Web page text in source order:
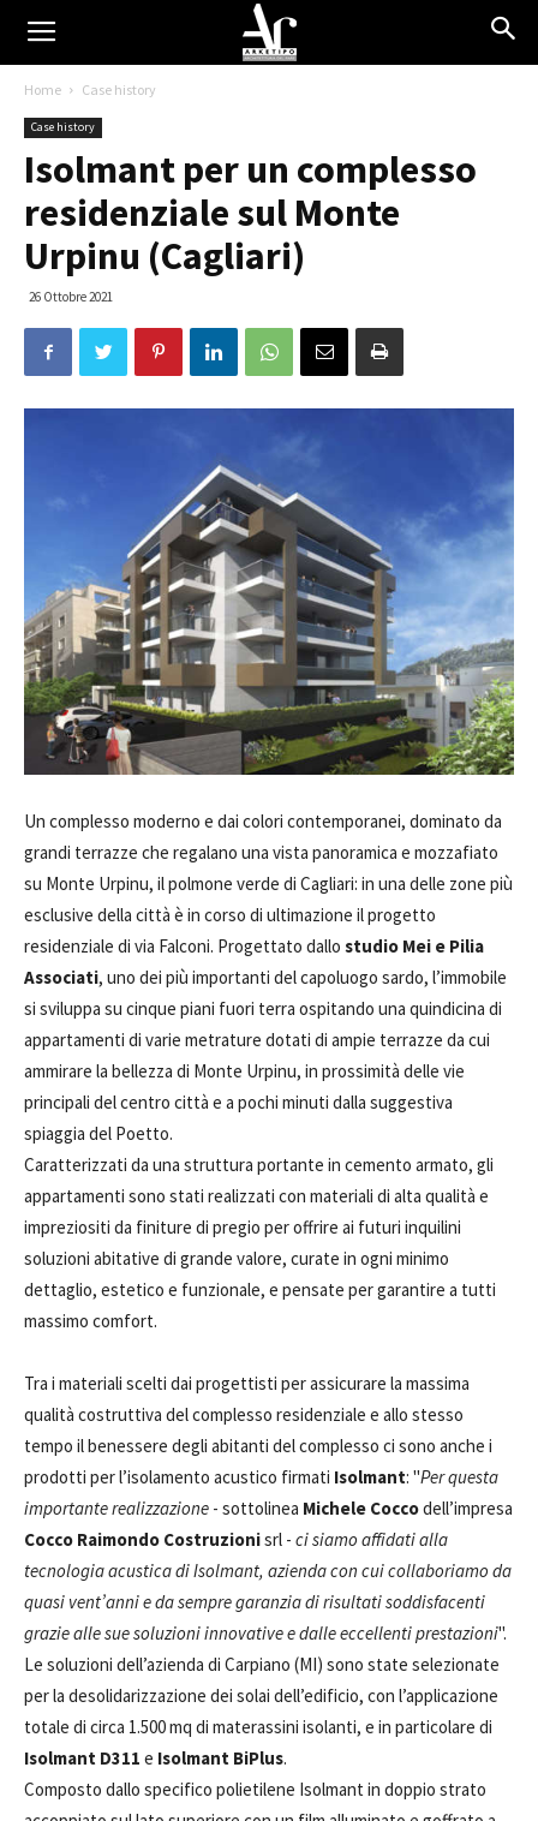
Home Case history
Case history
Isolmant per un complesso
residenziale sul Monte
Urpinu (Cagliari)
26 Ottobre 2021
Un complesso moderno e dai colori contemporanei, dominato da
grandi terrazze che regalano una vista panoramica e mozzafiato
su Monte Urpinu, il polmone verde di Cagliari: in una delle zone più
esclusive della città è in corso di ultimazione il progetto
residenziale di via Falconi. Progettato dallo studio Mei e Pilia
Associati, uno dei più importanti del capoluogo sardo, l’immobile
si sviluppa su cinque piani fuori terra ospitando una quindicina di
appartamenti di varie metrature dotati di ampie terrazze da cui
ammirare la bellezza di Monte Urpinu, in prossimità delle vie
principali del centro città e a pochi minuti dalla suggestiva
spiaggia del Poetto.
Caratterizzati da una struttura portante in cemento armato, gli
appartamenti sono stati realizzati con materiali di alta qualità e
impreziositi da finiture di pregio per offrire ai futuri inquilini
soluzioni abitative di grande valore, curate in ogni minimo
dettaglio, estetico e funzionale, e pensate per garantire a tutti
massimo comfort.
Tra i materiali scelti dai progettisti per assicurare la massima
qualità costruttiva del complesso residenziale e allo stesso
tempo il benessere degli abitanti del complesso ci sono anche i
prodotti per l’isolamento acustico firmati Isolmant: "Per questa
importante realizzazione - sottolinea Michele Coccodell’impresa
Cocco Raimondo Costruzionisrl - ci siamo affidati alla
tecnologia acustica di Isolmant, azienda con cui collaboriamo da
quasi vent’anni e da sempre garanzia di risultati soddisfacenti
grazie alle sue soluzioni innovative e dalle eccellenti prestazioni".
Le soluzioni dell’azienda di Carpiano (MI) sono state selezionate
per la desolidarizzazione dei solai dell’edificio, con l’applicazione
totale di circa 1.500 mq di materassini isolanti, e in particolare di
Isolmant D311 e Isolmant BiPlus.
Composto dallo specifico polietilene Isolmant in doppio strato